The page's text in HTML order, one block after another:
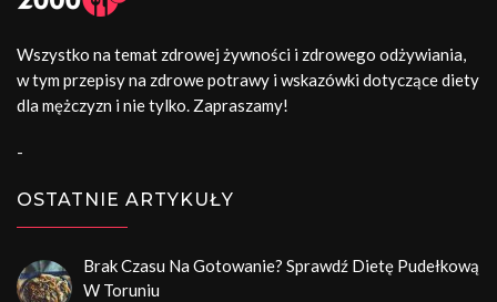
Wszystko na temat zdrowej żywności i zdrowego odżywiania,
w tym przepisy na zdrowe potrawy i wskazówki dotyczące diety
dla mężczyzn i nie tylko. Zapraszamy!
-
OSTATNIE ARTYKUŁY
Brak Czasu Na Gotowanie? Sprawdź Dietę Pudełkową
W Toruniu